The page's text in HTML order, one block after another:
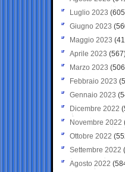
Luglio 2023
Giugno 2023
Maggio 2023
Aprile 2023
Marzo 2023
Febbraio 2023
Gennaio 2023
Dicembre 2022
Novembre 2022
Ottobre 2022
Settembre 2022
Agosto 2022